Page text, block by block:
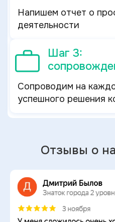
Напишем отчет о
деятельности
Шаг 3:
Сопроводим на
успешного решения
Отзывы о